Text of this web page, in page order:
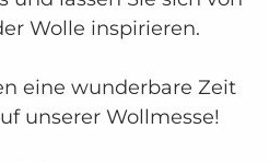
Wolle inspirieren.
eine wunderbare Zeit
unserer Wollmesse!